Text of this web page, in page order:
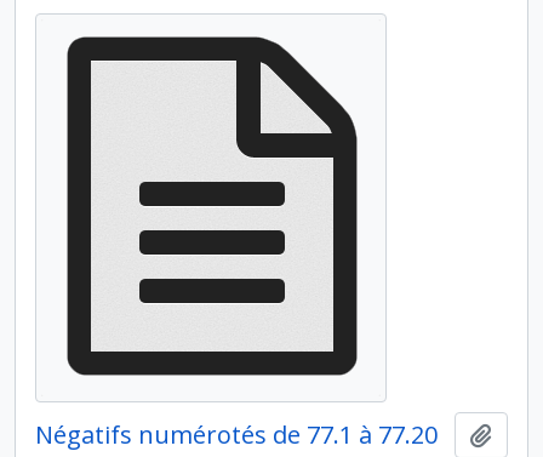
Négatifs numérotés de 77.1 à 77.20